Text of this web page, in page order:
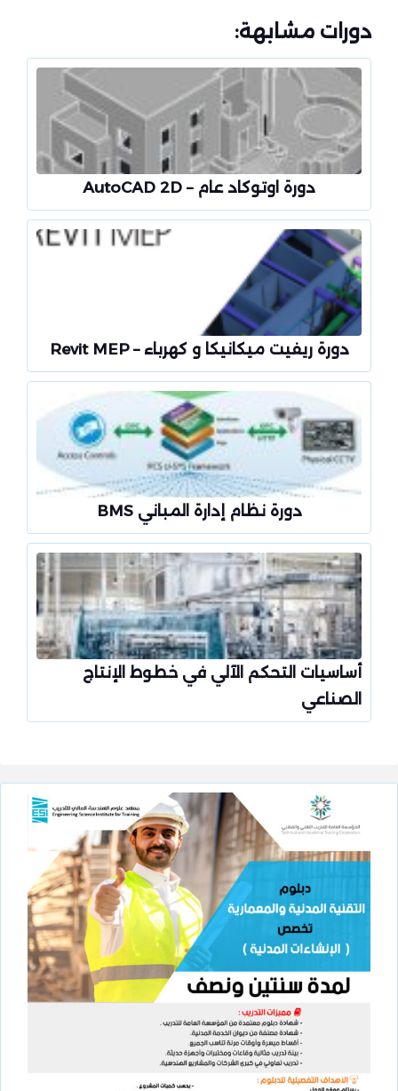
دورات مشابهة:
دورة اوتوكاد عام – AutoCAD 2D
دورة ريفيت ميكانيكا و كهرباء – Revit MEP
دورة نظام إدارة المباني BMS
أساسيات التحكم الآلي في خطوط الإنتاج
الصناعي